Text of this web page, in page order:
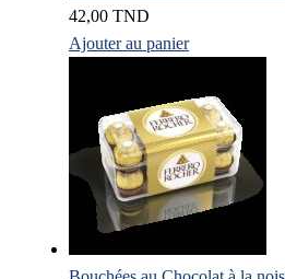
42,00 TND
Ajouter au panier